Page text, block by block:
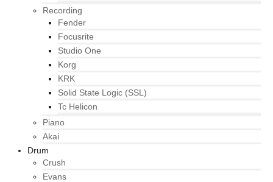
Recording
Fender
Focusrite
Studio One
Korg
KRK
Solid State Logic (SSL)
Tc Helicon
Piano
Akai
Drum
Crush
Evans